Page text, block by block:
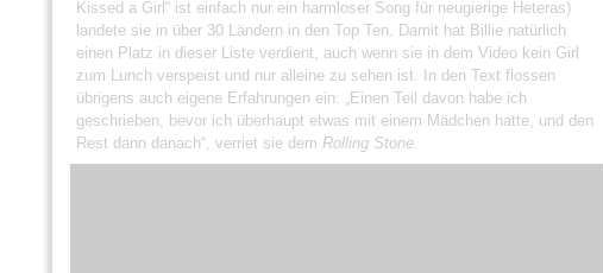
Kissed a Girl“ ist einfach nur ein harmloser Song für neugierige Heteras)
landete sie in über 30 Ländern in den Top Ten. Damit hat Billie natürlich
einen Platz in dieser Liste verdient, auch wenn sie in dem Video kein Girl
zum Lunch verspeist und nur alleine zu sehen ist. In den Text flossen
übrigens auch eigene Erfahrungen ein: „Einen Teil davon habe ich
geschrieben, bevor ich überhaupt etwas mit einem Mädchen hatte, und den
Rest dann danach“, verriet sie dem Rolling Stone.